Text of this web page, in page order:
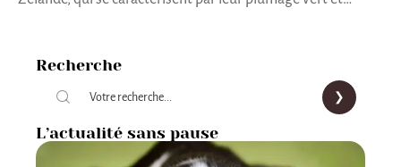
Recherche
L’actualité sans pause